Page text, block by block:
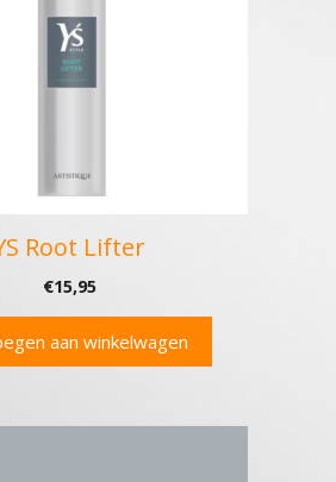
Root Lifter
€15,95
aan winkelwagen